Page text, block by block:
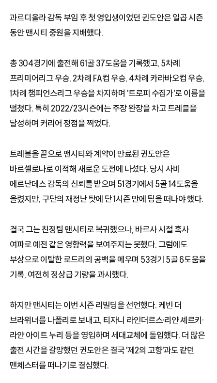
과르디올라 감독 부임 후 첫 영입생이었던 귄도안은 일곱 시즌
동안 맨시티 중원을 지배했다.
총 304경기에 출전해 61골 37도움을 기록했고, 5차례
프리미어리그 우승, 2차례 FA컵 우승, 4차례 카라바오컵 우승,
1차례 챔피언스리그 우승을 차지하며 '트로피 수집가'로 이름을
떨쳤다. 특히 2022/23시즌에는 주장 완장을 차고 트레블을
달성하며 커리어 정점을 찍었다.
트레블을 끝으로 맨시티와 계약이 만료된 귄도안은
바르셀로나로 이적해 새로운 도전에 나섰다. 당시 사비
에르난데스 감독의 신뢰를 받으며 51경기에서 5골 14도움을
올렸지만, 구단의 재정난 탓에 단 1시즌 만에 팀을 떠나야 했다.
결국 그는 친정팀 맨시티로 복귀했으나, 바르사 시절 혹사
여파로 예전 같은 영향력을 보여주지는 못했다. 그럼에도
부상으로 이탈한 로드리의 공백을 메우며 53경기 5골 6도움을
기록, 여전히 정상급 기량을 과시했다.
하지만 맨시티는 이번 시즌 리빌딩을 선언했다. 케빈 더
브라위너를 나폴리로 보내고, 티자니 라인더르스·리얀 셰르키·
라얀 아이트 누리 등을 영입하며 세대교체에 돌입했다. 더 많은
출전 시간을 갈망했던 귄도안은 결국 '제2의 고향'과도 같던
맨체스터를 떠나기로 결심했다.